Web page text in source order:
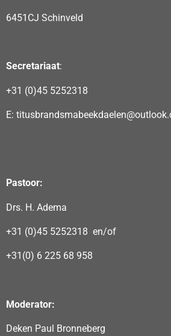
6451CJ Schinveld
Secretariaat:
+31 (0)45 5252318
E:
Pastoor:
Drs. H. Adema
+31 (0)45 5252318 en/of
+31(0) 6 225 68 958
Moderator:
Deken Paul Bronneberg